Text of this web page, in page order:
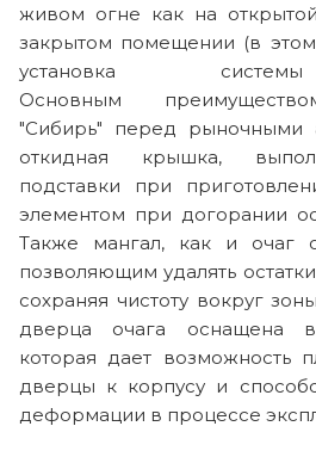
живом огне как на
закрытом помещении (в этом
установка
Основным
"Сибирь" перед рыночными
откидная крышка,
подставки при
элементом при догорании
Также мангал, как и очаг
позволяющим удалять
сохраняя чистоту вокруг
дверца очага оснащена
которая дает возможность
дверцы к корпусу и
деформации в процессе